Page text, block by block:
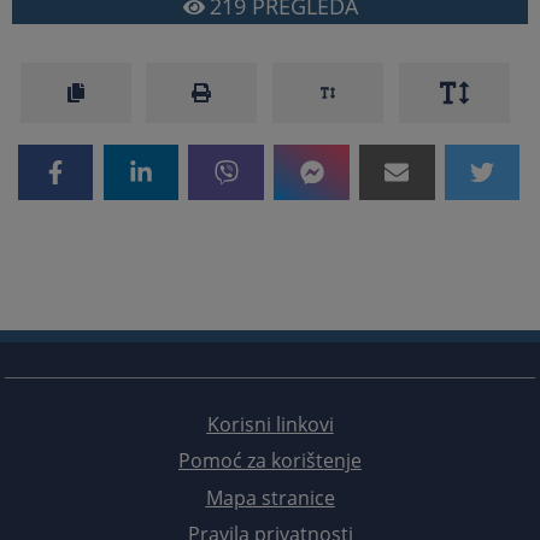
219PREGLEDA
Korisni linkovi
Pomoć za korištenje
Mapa stranice
Pravila privatnosti